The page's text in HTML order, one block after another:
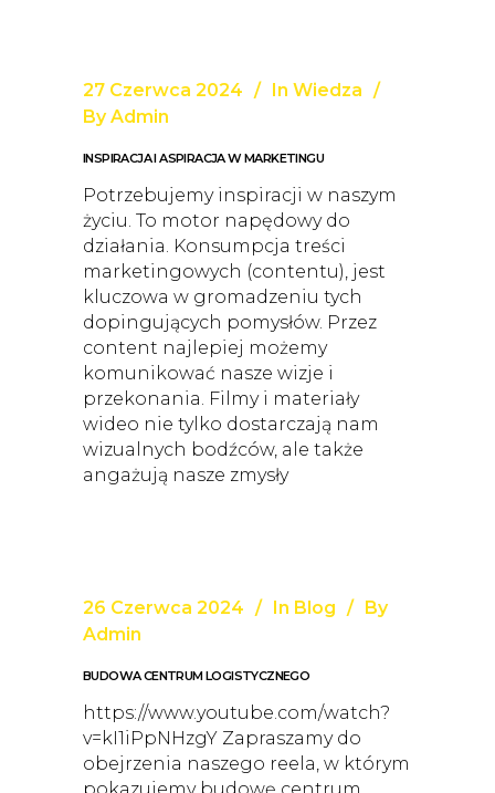
27 Czerwca 2024 In Wiedza
By Admin
INSPIRACJA I ASPIRACJA W MARKETINGU
Potrzebujemy inspiracji w naszym
życiu. To motor napędowy do
działania. Konsumpcja treści
marketingowych (contentu), jest
kluczowa w gromadzeniu tych
dopingujących pomysłów. Przez
content najlepiej możemy
komunikować nasze wizje i
przekonania. Filmy i materiały
wideo nie tylko dostarczają nam
wizualnych bodźców, ale także
angażują nasze zmysły
26 Czerwca 2024 In Blog
By
Admin
BUDOWA CENTRUM LOGISTYCZNEGO
https://www.youtube.com/watch?
v=kI1iPpNHzgY Zapraszamy do
obejrzenia naszego reela, w którym